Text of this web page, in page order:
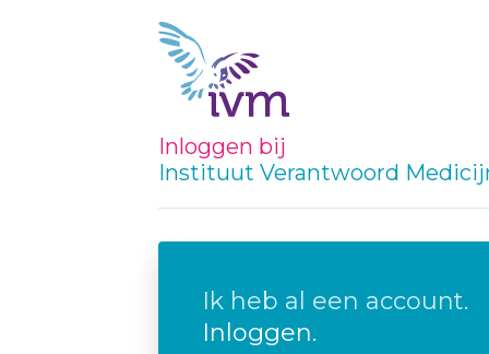
Inloggen bij
Instituut Verantwoord
Ik heb al een account.
Inloggen.